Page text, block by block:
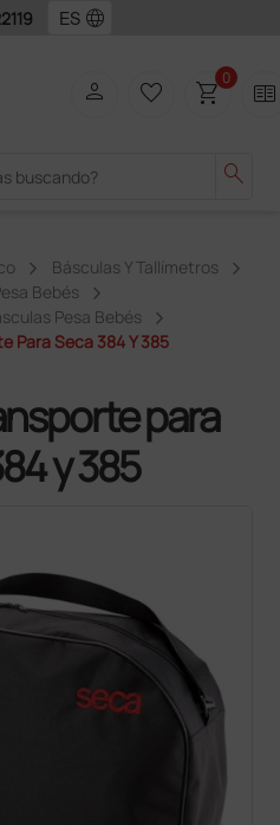
language
search
person favorite_border shopping_cart0 two_pager
Básculas Y Tallímetros
Bebés
Pesa Bebés
Para Seca 384 Y 385
para
y 385